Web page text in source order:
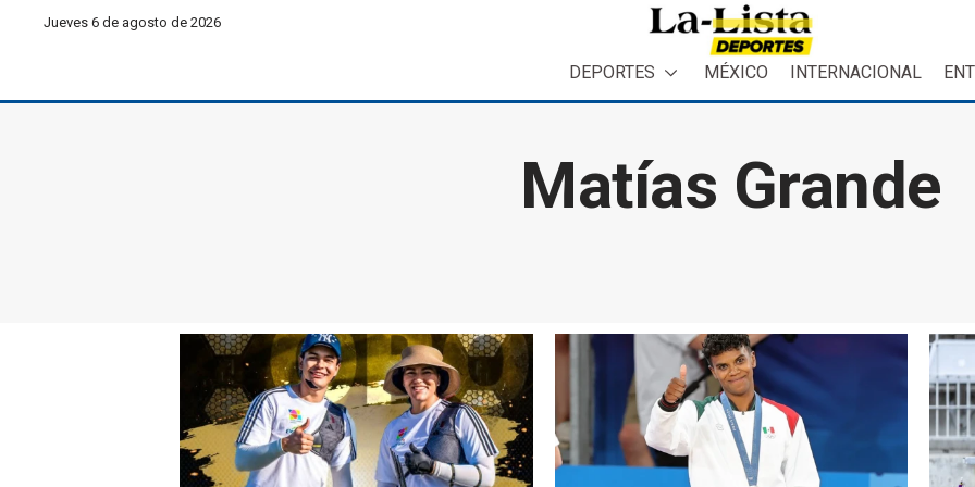
Jueves 6 de agosto de 2026
DEPORTES MÉXICO INTERNACIONAL
Matías Grande